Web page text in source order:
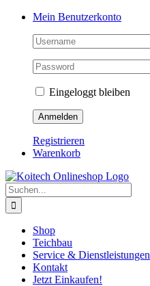
Skip
Mein Benutzerkonto
Eingeloggt bleiben
Registrieren
Warenkorb
Suche
nach:
Shop
Teichbau
Service & Dienstleistungen
Kontakt
Jetzt Einkaufen!